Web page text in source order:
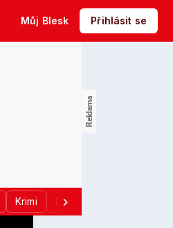
Můj Blesk Přihlásit se
Krimi Donald Trump